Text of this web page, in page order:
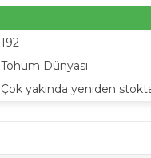
192
Tohum Dünyası
Çok yakında yeniden